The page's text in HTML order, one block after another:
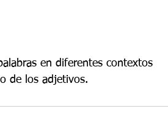
en diferentes contextos
de los adjetivos.